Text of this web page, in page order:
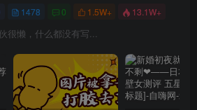
1478 0 1.5W+ 13.1W+
很懒，什么都没有写...